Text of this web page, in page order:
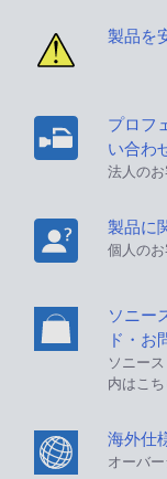
製品を
プロフ
い合わ
法人の
製品に
個人の
ソニー
ド・お
ソニー
内はこち
海外仕
オーバ